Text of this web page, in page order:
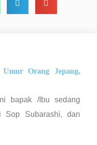
Orang Jepang,
bapak /Ibu sedang
Sop Subarashi, dan